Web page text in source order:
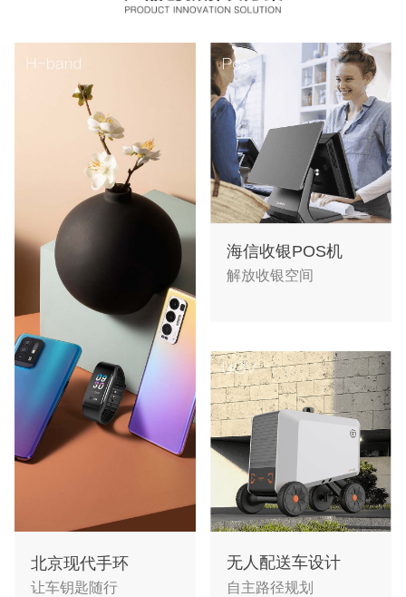
北京现代手环
让车钥匙随行
海信收银POS机
解放收银空间
无人配送车设计
自主路径规划